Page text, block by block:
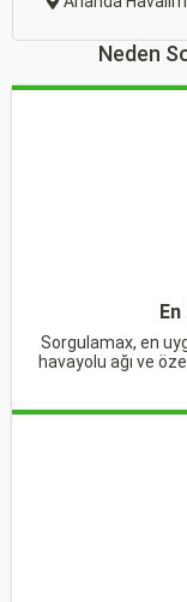
Neden
Sorgulamax, en
havayolu ağı ve